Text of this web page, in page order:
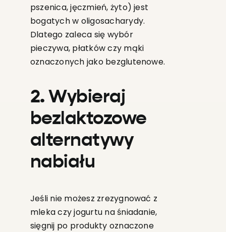
pszenica, jęczmień, żyto) jest
bogatych w oligosacharydy.
Dlatego zaleca się wybór
pieczywa, płatków czy mąki
oznaczonych jako bezglutenowe.
2. Wybieraj
bezlaktozowe
alternatywy
nabiału
Jeśli nie możesz zrezygnować z
mleka czy jogurtu na śniadanie,
sięgnij po produkty oznaczone